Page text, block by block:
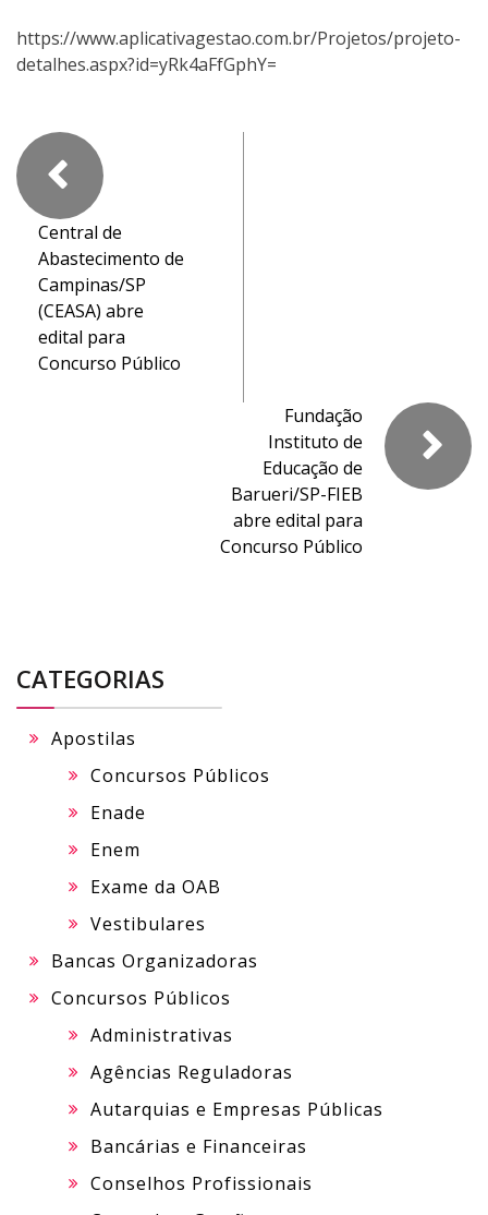
https://www.aplicativagestao.com.br/Projetos/projeto-
detalhes.aspx?id=yRk4aFfGphY=
Central de
Abastecimento de
Campinas/SP
(CEASA) abre
edital para
Concurso Público
Fundação
Instituto de
Educação de
Barueri/SP-FIEB
abre edital para
Concurso Público
CATEGORIAS
Apostilas
Concursos Públicos
Enade
Enem
Exame da OAB
Vestibulares
Bancas Organizadoras
Concursos Públicos
Administrativas
Agências Reguladoras
Autarquias e Empresas Públicas
Bancárias e Financeiras
Conselhos Profissionais